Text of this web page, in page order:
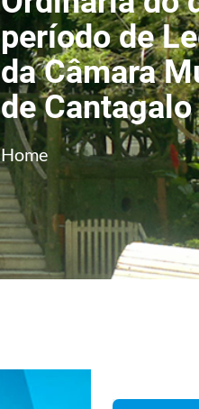
período de
da Câmara
de Cantagalo
Home